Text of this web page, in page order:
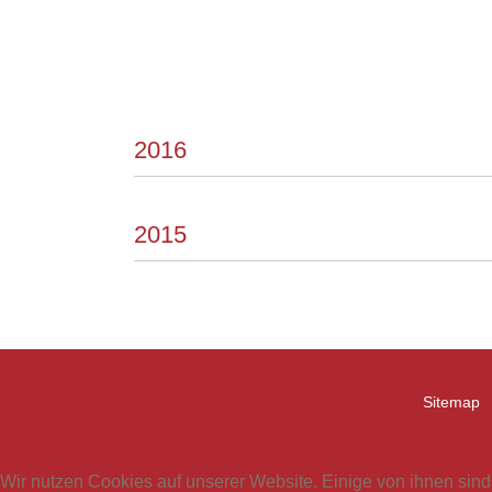
2016
2015
Sitemap
Wir nutzen Cookies auf unserer Website. Einige von ihnen